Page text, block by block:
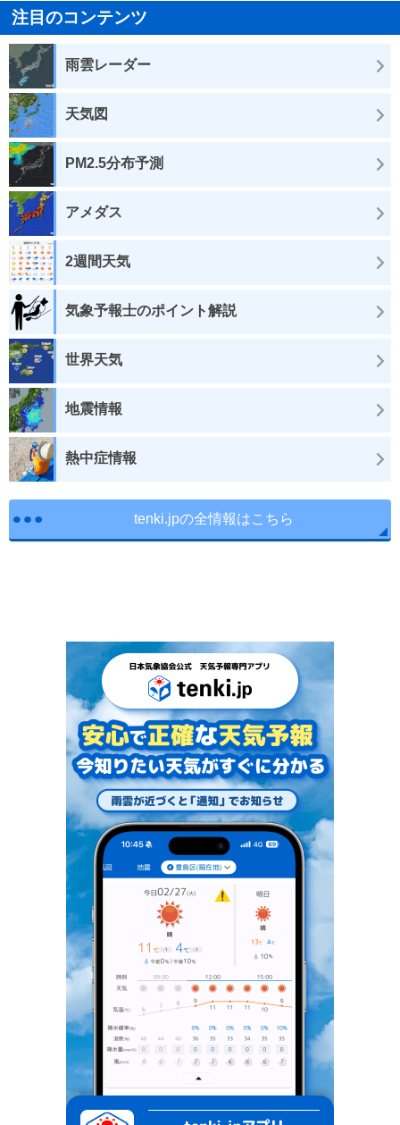
注目のコンテンツ
雨雲レーダー
天気図
PM2.5分布予測
アメダス
2週間天気
気象予報士のポイント解説
世界天気
地震情報
熱中症情報
tenki.jpの全情報はこちら